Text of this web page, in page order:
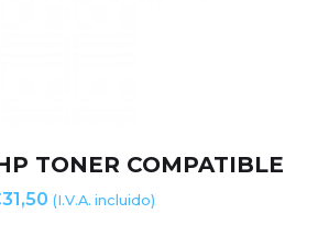
TONER COMPATIBLE
31,50 (I.V.A. incluido)